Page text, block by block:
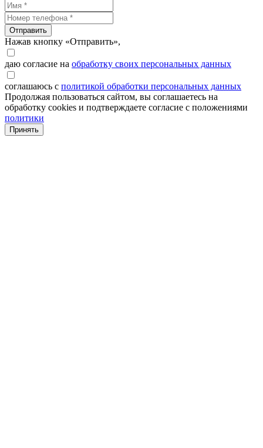
Отправить
Нажав кнопку «Отправить»,
даю согласие на обработку своих персональных данных
соглашаюсь с политикой обработки персональных данных
Продолжая пользоваться сайтом, вы соглашаетесь на
обработку cookies и подтверждаете согласие с положениями
политики
Принять